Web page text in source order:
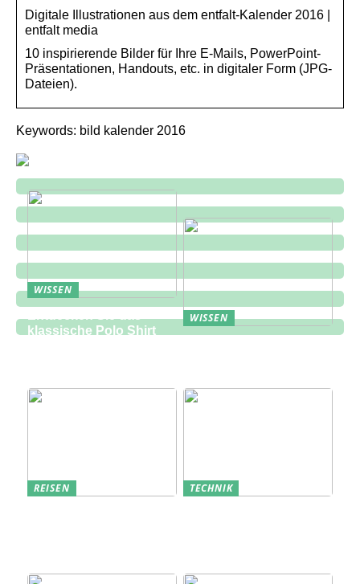
Digitale Illustrationen aus dem entfalt-Kalender 2016 |
entfalt media
10 inspirierende Bilder für Ihre E-Mails, PowerPoint-
Präsentationen, Handouts, etc. in digitaler Form (JPG-
Dateien).
Keywords: bild kalender 2016
WISSEN
klassische Polo Shirt
WISSEN
REISEN
TECHNIK